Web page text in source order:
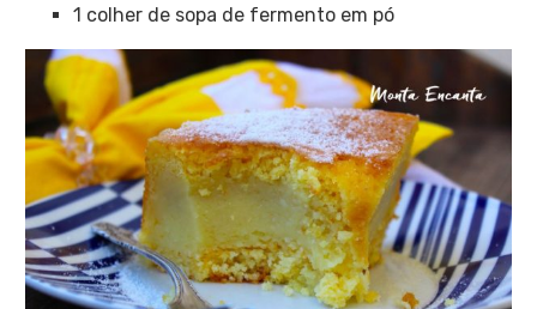
1 colher de sopa de fermento em pó